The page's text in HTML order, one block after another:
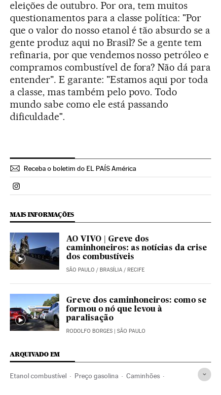
eleições de outubro. Por ora, tem muitos
questionamentos para a classe política: "Por
que o valor do nosso etanol é tão absurdo se a
gente produz aqui no Brasil? Se a gente tem
refinaria, por que vendemos nosso petróleo e
compramos combustível de fora? Não dá para
entender". E garante: "Estamos aqui por toda
a classe, mas também pelo povo. Todo
mundo sabe como ele está passando
dificuldade".
Receba o boletim do EL PAÍS América
Politica El País Brasil en Instagram
MAIS INFORMAÇÕES
AO VIVO | Greve dos
caminhoneiros: as notícias da crise
dos combustíveis
SÃO PAULO / BRASÍLIA / RECIFE
Greve dos caminhoneiros: como se
formou o nó que levou à
paralisação
RODOLFO BORGES | SÃO PAULO
ARQUIVADO EM
Etanol combustível Preço gasolina Caminhões